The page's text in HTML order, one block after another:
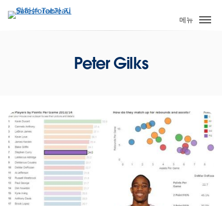
요
메뉴
Peter Gilks